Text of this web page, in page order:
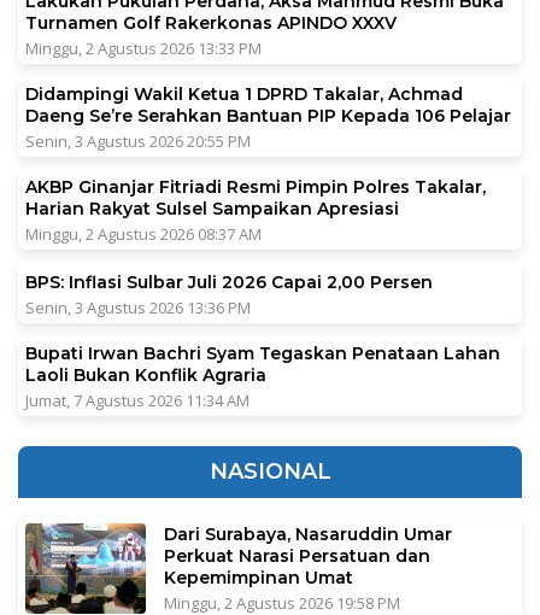
Turnamen Golf Rakerkonas APINDO XXXV
Minggu, 2 Agustus 2026 13:33 PM
Didampingi Wakil Ketua 1 DPRD Takalar, Achmad
Daeng Se’re Serahkan Bantuan PIP Kepada 106 Pelajar
Senin, 3 Agustus 2026 20:55 PM
AKBP Ginanjar Fitriadi Resmi Pimpin Polres Takalar,
Harian Rakyat Sulsel Sampaikan Apresiasi
Minggu, 2 Agustus 2026 08:37 AM
BPS: Inflasi Sulbar Juli 2026 Capai 2,00 Persen
Senin, 3 Agustus 2026 13:36 PM
Bupati Irwan Bachri Syam Tegaskan Penataan Lahan
Laoli Bukan Konflik Agraria
Jumat, 7 Agustus 2026 11:34 AM
NASIONAL
Dari Surabaya, Nasaruddin Umar
Perkuat Narasi Persatuan dan
Kepemimpinan Umat
Minggu, 2 Agustus 2026 19:58 PM